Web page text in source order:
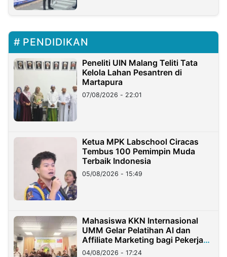
PENDIDIKAN
Peneliti UIN Malang Teliti Tata
Kelola Lahan Pesantren di
Martapura
07/08/2026 - 22:01
Ketua MPK Labschool Ciracas
Tembus 100 Pemimpin Muda
Terbaik Indonesia
05/08/2026 - 15:49
Mahasiswa KKN Internasional
UMM Gelar Pelatihan AI dan
Affiliate Marketing bagi Pekerja
Migran Indonesia di Taiwan
04/08/2026 - 17:24